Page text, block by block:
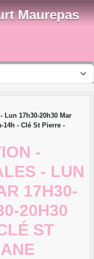
Maurepas
Lun 17h30-20h30 Mar
14h - Clé St Pierre -
-
- LUN
17H30-
20H30
ST